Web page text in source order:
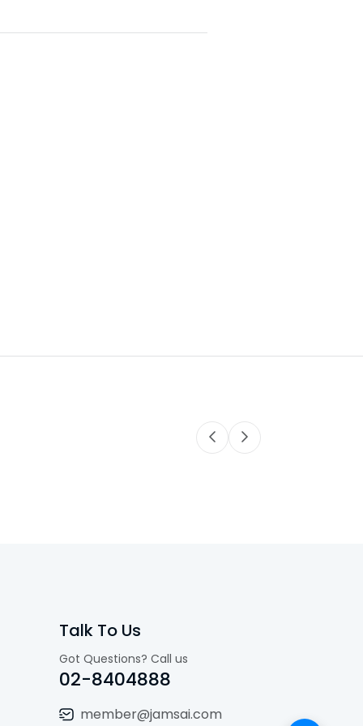
Talk To Us
Got Questions? Call us
02-8404888
member@jamsai.com